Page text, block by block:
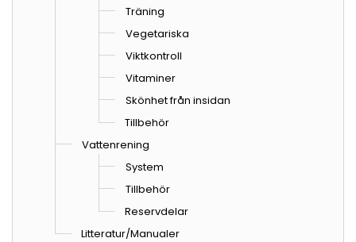
Träning
Vegetariska
Viktkontroll
Vitaminer
Skönhet från insidan
Tillbehör
Vattenrening
System
Tillbehör
Reservdelar
Litteratur/Manualer